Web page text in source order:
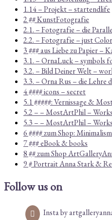
1.14 – Projekt – startendlife
2 ## KunstFotografie
2.1. – Fotografie – die
2.2. – Fotografie – just Color
3 ### aus Liebe zu Papier –
3.1. – OrnaLuck – symbols
3.2. – Bild Deiner Welt –
3.3. – Orna Rus – die Lehre
4 #### icons – secret
5.1 #####: Vernissage &
5.2 – – MostArtPhil –
5.3 – – MostArtPhil –
6 #### zum Shop:
7 ### eBook & books
8 ## zum Shop
9 # Portrait Anna Stark &
Follow us on
Insta by